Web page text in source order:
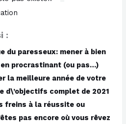
:
du paresseux: mener à bien
procrastinant (ou pas…)
la meilleure année de votre
d\’objectifs complet de 2021
freins à la réussite ou
pas encore où vous rêvez